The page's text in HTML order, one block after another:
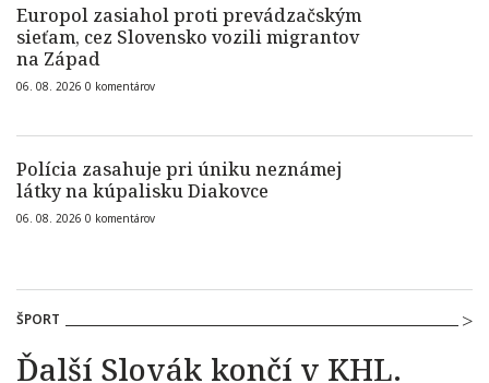
Europol zasiahol proti prevádzačským
sieťam, cez Slovensko vozili migrantov
na Západ
06. 08. 2026 0 komentárov
Polícia zasahuje pri úniku neznámej
látky na kúpalisku Diakovce
06. 08. 2026 0 komentárov
ŠPORT